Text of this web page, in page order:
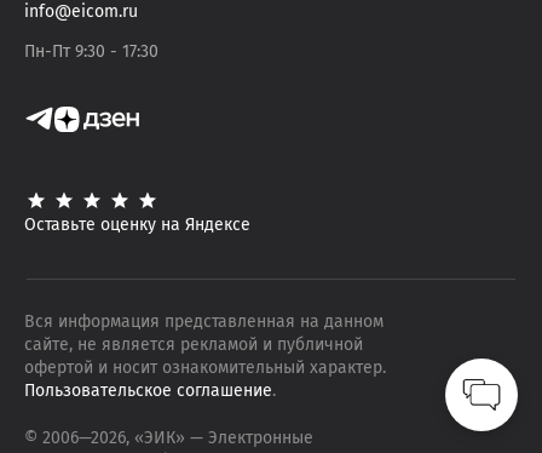
info@eicom.ru
Пн-Пт 9:30 - 17:30
Оставьте оценку на Яндексе
Вся информация представленная на данном
сайте, не является рекламой и публичной
офертой и носит ознакомительный характер.
Пользовательское соглашение.
© 2006—2026, «ЭИК» — Электронные